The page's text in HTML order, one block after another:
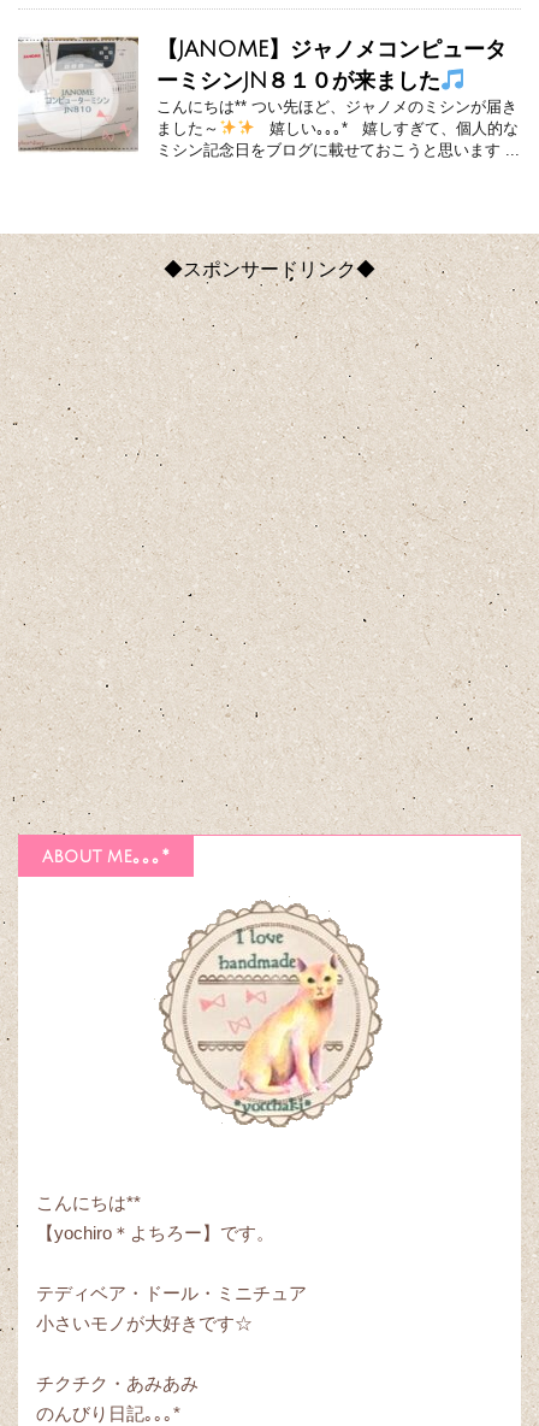
【JANOME】ジャノメコンピュータ
ーミシンJN８１０が来ました
こんにちは** つい先ほど、ジャノメのミシンが届き
ました～
嬉しい｡｡｡* 嬉しすぎて、個人的な
ミシン記念日をブログに載せておこうと思います ...
◆スポンサードリンク◆
about me｡｡｡*
こんにちは**
【yochiro＊よちろー】です。
テディベア・ドール・ミニチュア
小さいモノが大好きです☆
チクチク・あみあみ
のんびり日記｡｡｡*